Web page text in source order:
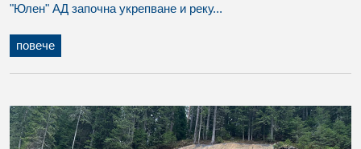
"Юлен" АД започна укрепване и реку...
повече